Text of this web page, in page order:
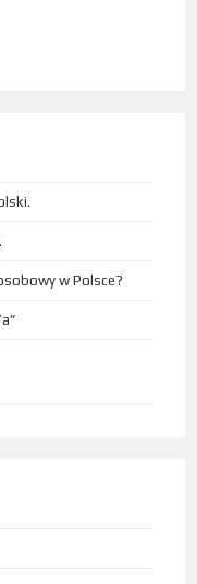
w Polsce?